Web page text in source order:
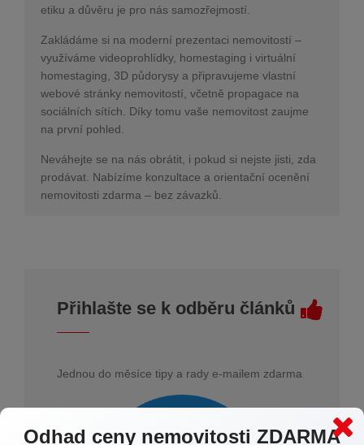
etiku a důvěru je pro nás samozřejmostí.
Zakládáme si na moderní prezentaci nemovitostí –
využíváme videoprohlídky, homestaging i virtuální
homestaging, 3D půdorysy a připravujeme vlastní
webové stránky nemovitostí, včetně propagace na
sociálních sítích. Díky tomu vaše nemovitost zaujme
na první pohled.
Neváhejte se na nás obrátit, i pokud si nejste jisti, zda
prodávat. Nabízíme konzultace a orientační ocenění
nemovitosti zdarma – bez závazků.
Přihlašte se k odběru článků
Jednou do měsíce tipy a rady e-mailem zdarma
Odhad ceny nemovitosti ZDARMA